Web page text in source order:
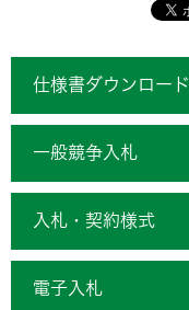
仕様書ダウンロード
一般競争入札
入札・契約様式
電子入札